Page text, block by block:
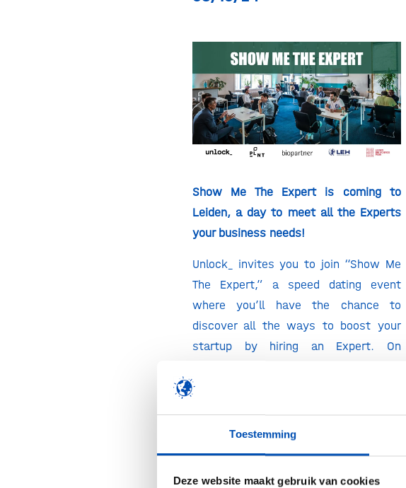
Toestemming
Deze website maakt gebruik van cookies
Show Me The Expert is coming to
Leiden, a day to meet all the Experts
your business needs!
Unlock_ invites you to join “Show Me
The Expert,” a speed dating event
where you’ll have the chance to
discover all the ways to boost your
startup by hiring an Expert. On
meet hand-selected experts who will
📆 08-10-2024